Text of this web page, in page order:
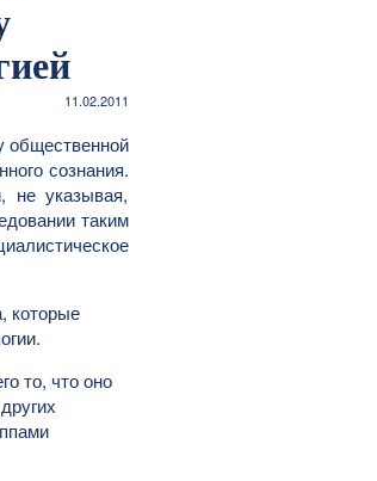
11.02.2011
общественной
сознания.
не указывая,
таким
которые
то, что оно